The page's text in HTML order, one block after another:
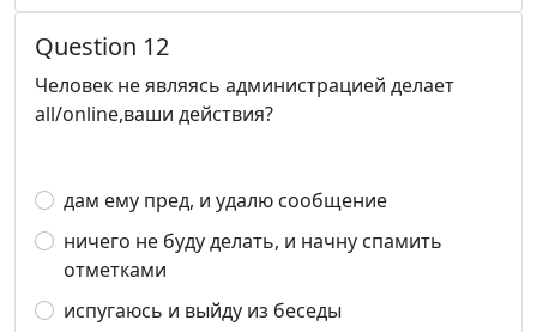
Question 12
Человек не являясь администрацией делает
all/online,ваши действия?
дам ему пред, и удалю сообщение
ничего не буду делать, и начну спамить
отметками
испугаюсь и выйду из беседы